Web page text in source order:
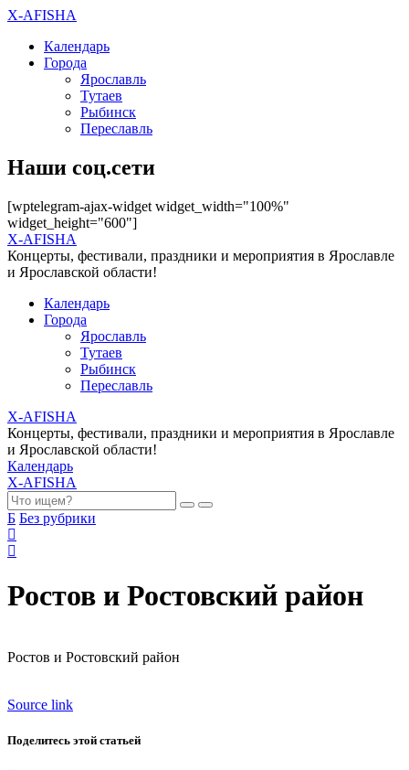
X-AFISHA
Календарь
Города
Ярославль
Тутаев
Рыбинск
Переславль
Наши соц.сети
[wptelegram-ajax-widget widget_width="100%"
widget_height="600"]
X-AFISHA
Концерты, фестивали, праздники и мероприятия в Ярославле
и Ярославской области!
Календарь
Города
Ярославль
Тутаев
Рыбинск
Переславль
X-AFISHA
Концерты, фестивали, праздники и мероприятия в Ярославле
и Ярославской области!
Календарь
X-AFISHA
Б Без рубрики
Ростов и Ростовский район
Ростов и Ростовский район
Source link
Поделитесь этой статьей